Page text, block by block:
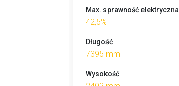
Max. sprawność elektryczna
42,5%
Długość
7395 mm
Wysokość